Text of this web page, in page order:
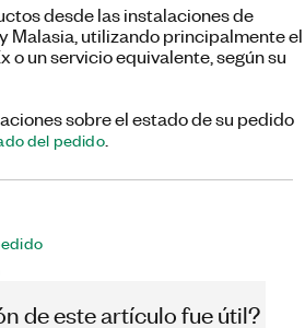
desde las instalaciones de
Malasia, utilizando principalmente el
o un servicio equivalente, según su
sobre el estado de su pedido
del pedido.
de este artículo fue útil?